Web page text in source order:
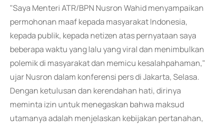
"Saya Menteri ATR/BPN Nusron Wahid menyampaikan
permohonan maaf kepada masyarakat Indonesia,
kepada publik, kepada netizen atas pernyataan saya
beberapa waktu yang lalu yang viral dan menimbulkan
polemik di masyarakat dan memicu kesalahpahaman,"
ujar Nusron dalam konferensi pers di Jakarta, Selasa.
Dengan ketulusan dan kerendahan hati, dirinya
meminta izin untuk menegaskan bahwa maksud
utamanya adalah menjelaskan kebijakan pertanahan,